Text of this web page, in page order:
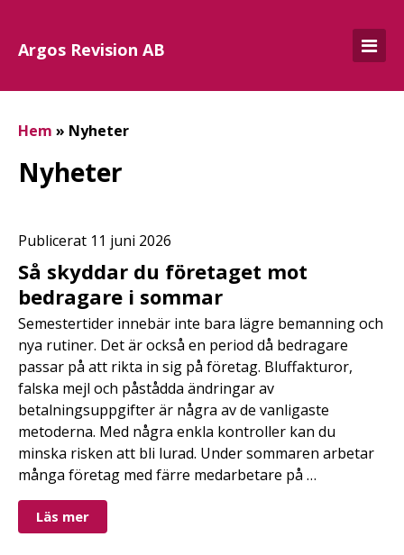
Argos Revision AB
Hem » Nyheter
Nyheter
Publicerat 11 juni 2026
Så skyddar du företaget mot
bedragare i sommar
Semestertider innebär inte bara lägre bemanning och
nya rutiner. Det är också en period då bedragare
passar på att rikta in sig på företag. Bluffakturor,
falska mejl och påstådda ändringar av
betalningsuppgifter är några av de vanligaste
metoderna. Med några enkla kontroller kan du
minska risken att bli lurad. Under sommaren arbetar
många företag med färre medarbetare på …
Läs mer